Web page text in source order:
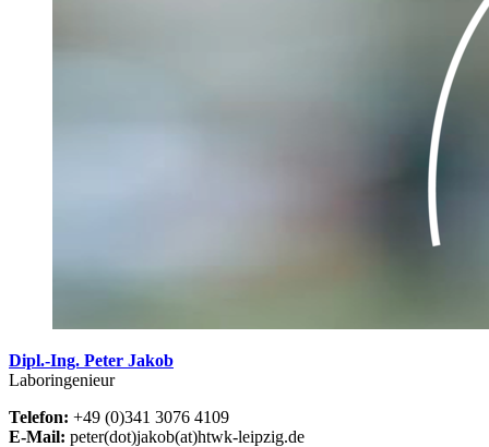
Dipl.-Ing. Peter Jakob
Laboringenieur
Telefon: +49 (0)341 3076 4109
E-Mail: peter(dot)jakob(at)htwk-leipzig.de